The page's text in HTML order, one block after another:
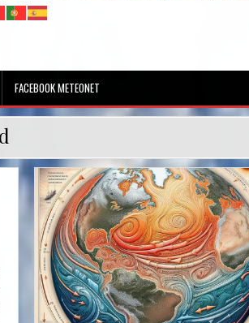
FACEBOOK METEONET
Posted
in